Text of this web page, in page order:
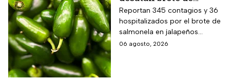
salmonella en 27
estados de EUA
Reportan 345 contagios y 36
hospitalizados por el brote de
salmonela en jalapeños
exportados desde México
06 agosto, 2026